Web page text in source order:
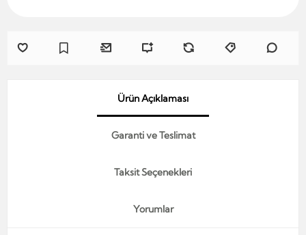
Ürün Açıklaması
Garanti ve Teslimat
Taksit Seçenekleri
Yorumlar